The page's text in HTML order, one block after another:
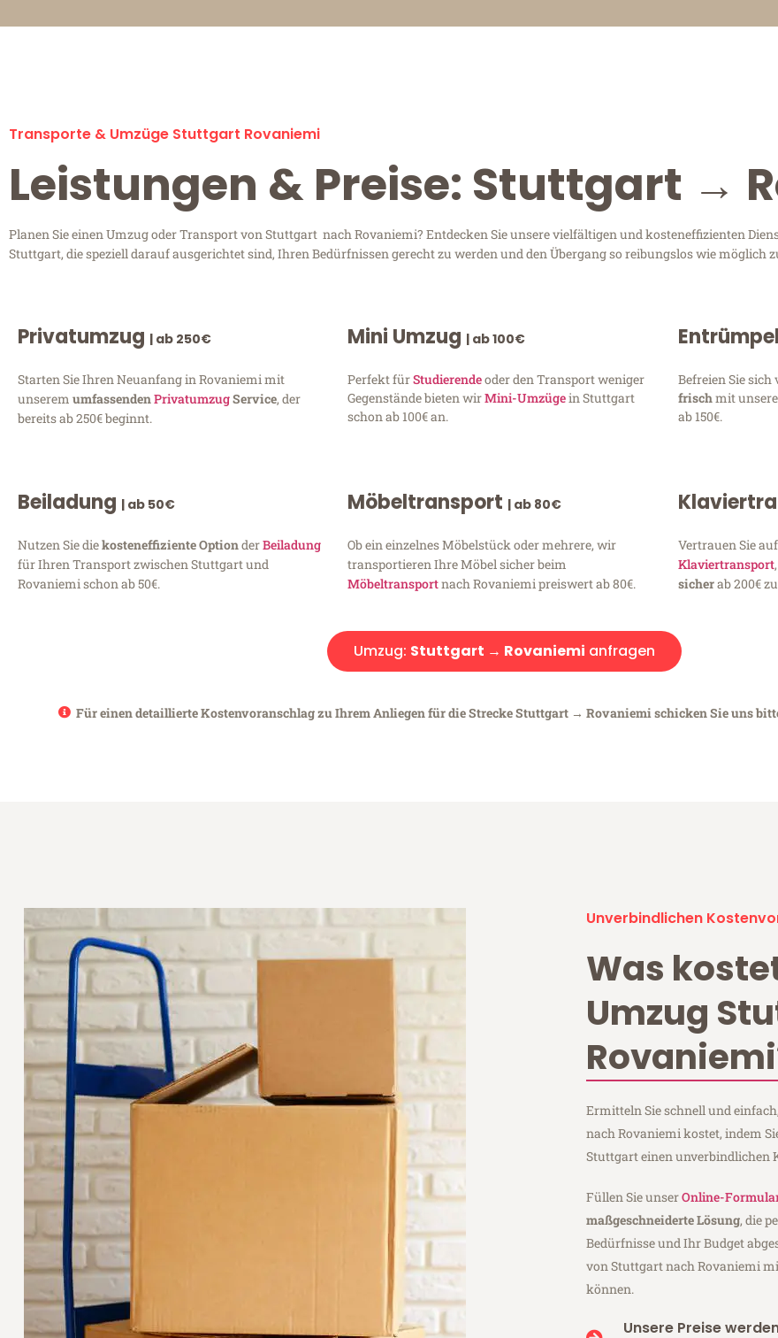
Transporte & Umzüge Stuttgart Rovaniemi
Leistungen & Preise: Stuttgart →
Planen Sie einen Umzug oder Transport von Stuttgart nach Rovaniemi? Entdecken Sie unsere vielfältigen und kosteneffizienten
Stuttgart, die speziell darauf ausgerichtet sind, Ihren Bedürfnissen gerecht zu werden und den Übergang so reibungslos wie möglich
Privatumzug | ab 250€
Starten Sie Ihren Neuanfang in Rovaniemi mit
unserem umfassendenPrivatumzugService, der
bereits ab 250€ beginnt.
Mini Umzug | ab 100€
Perfekt fürStudierendeoder den Transport weniger
Gegenstände bieten wirMini-Umzügein Stuttgart
schon ab 100€ an.
Befreien Sie
frischmit
ab 150€.
Beiladung | ab 50€
Nutzen Sie diekosteneffiziente OptionderBeiladung
für Ihren Transport zwischen Stuttgart und
Rovaniemi schon ab 50€.
Möbeltransport | ab 80€
Ob ein einzelnes Möbelstück oder mehrere, wir
transportieren Ihre Möbel sicher beim
Möbeltransportnach Rovaniemi preiswert ab 80€.
Vertrauen Sie
Klaviertransport
sicherab 200€
Umzug: Stuttgart → Rovaniemi anfragen
Für einen detaillierte Kostenvoranschlag zu Ihrem Anliegen für die Strecke Stuttgart → Rovaniemi schicken Sie uns
Unverbindlichen
Was
Umzug
Ermitteln Sie schnell und
nach Rovaniemi kostet, indem
Stuttgart einen unverbindlichen
Füllen Sie unserOnline-
maßgeschneiderte Lösung, die
Bedürfnisse und Ihr Budget
von Stuttgart nach Rovaniemi
können.
Unsere Preise